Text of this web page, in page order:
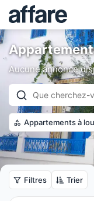
Aucune annonce
Appartements à
Filtres Trier